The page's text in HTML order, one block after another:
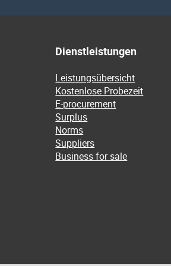
Dienstleistungen
Leistungsübersicht
Kostenlose Probezeit
E-procurement
Surplus
Norms
Suppliers
Business for sale